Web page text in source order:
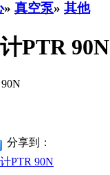
» 真空泵» 其他
PTR 90N
分享到：
PTR 90N